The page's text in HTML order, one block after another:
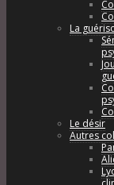
La
Le désir
Autres